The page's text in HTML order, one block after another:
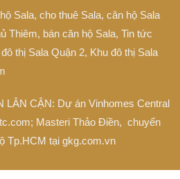
Sala, cho thuê Sala, căn hộ Sala
Thiêm, bán căn hộ Sala, Tin tức
thị Sala Quận 2, Khu đô thị Sala
LÂN CẬN: Dự án Vinhomes Central
Masteri Thảo Điền, chuyển
Tp.HCM tại gkg.com.vn